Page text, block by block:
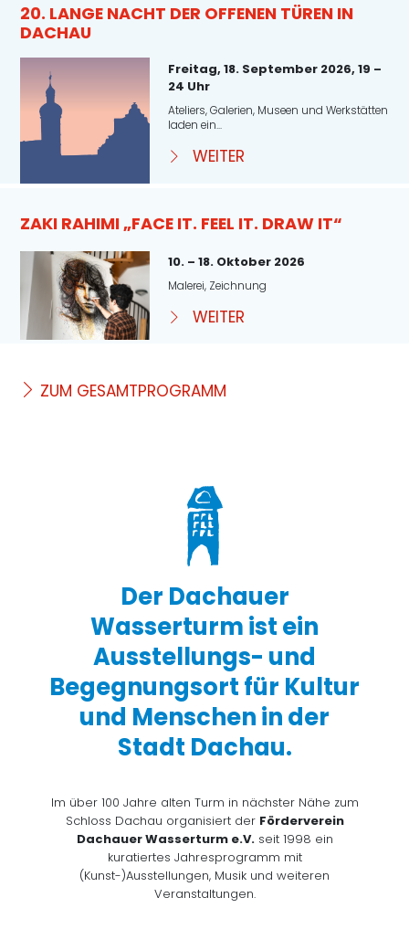
20. LANGE NACHT DER OFFENEN TÜREN IN
DACHAU
Freitag, 18. September 2026, 19 –
24 Uhr
Ateliers, Galerien, Museen und Werkstätten
laden ein...
WEITER
ZAKI RAHIMI „FACE IT. FEEL IT. DRAW IT“
10. – 18. Oktober 2026
Malerei, Zeichnung
WEITER
ZUM GESAMTPROGRAMM
Der Dachauer
Wasserturm ist ein
Ausstellungs- und
Begegnungsort für Kultur
und Menschen in der
Stadt Dachau.
Im über 100 Jahre alten Turm in nächster Nähe zum
Schloss Dachau organisiert der Förderverein
Dachauer Wasserturm e.V.seit 1998 ein
kuratiertes Jahresprogramm mit
(Kunst-)Ausstellungen, Musik und weiteren
Veranstaltungen.